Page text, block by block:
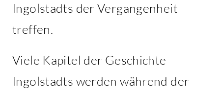
Ingolstadts der Vergangenheit
treffen.
Viele Kapitel der Geschichte
Ingolstadts werden während der